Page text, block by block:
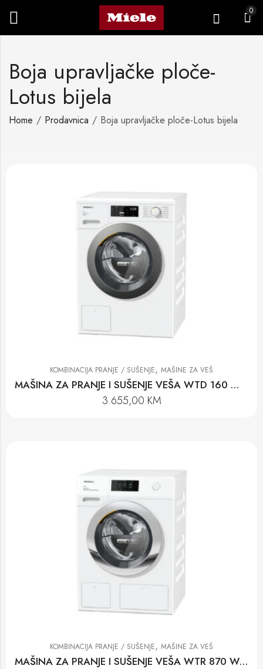
0
Boja upravljačke ploče-
Lotus bijela
Home Prodavnica Boja upravljačke ploče-Lotus bijela
KOMBINACIJA PRANJE / SUŠENJE, MAŠINE ZA VEŠ
MAŠINA ZA PRANJE I SUŠENJE VEŠA WTD 160 WCS
3.655,00 KM
KOMBINACIJA PRANJE / SUŠENJE, MAŠINE ZA VEŠ
MAŠINA ZA PRANJE I SUŠENJE VEŠA WTR 870 WPM